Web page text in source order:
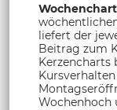
liefert der
Beitrag zum
Kerzencharts
Wochenhoch